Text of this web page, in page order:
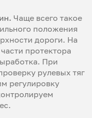
Чаще всего такое
положения
дороги. На
протектора
При
рулевых тяг
регулировку